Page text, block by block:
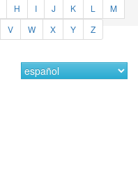
H I J K L
M
V W X Y Z